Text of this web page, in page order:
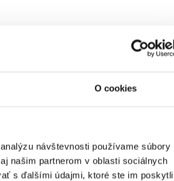
O cookies
návštevnosti používame súbory
našim partnerom v oblasti sociálnych
s ďalšími údajmi, ktoré ste im poskytli